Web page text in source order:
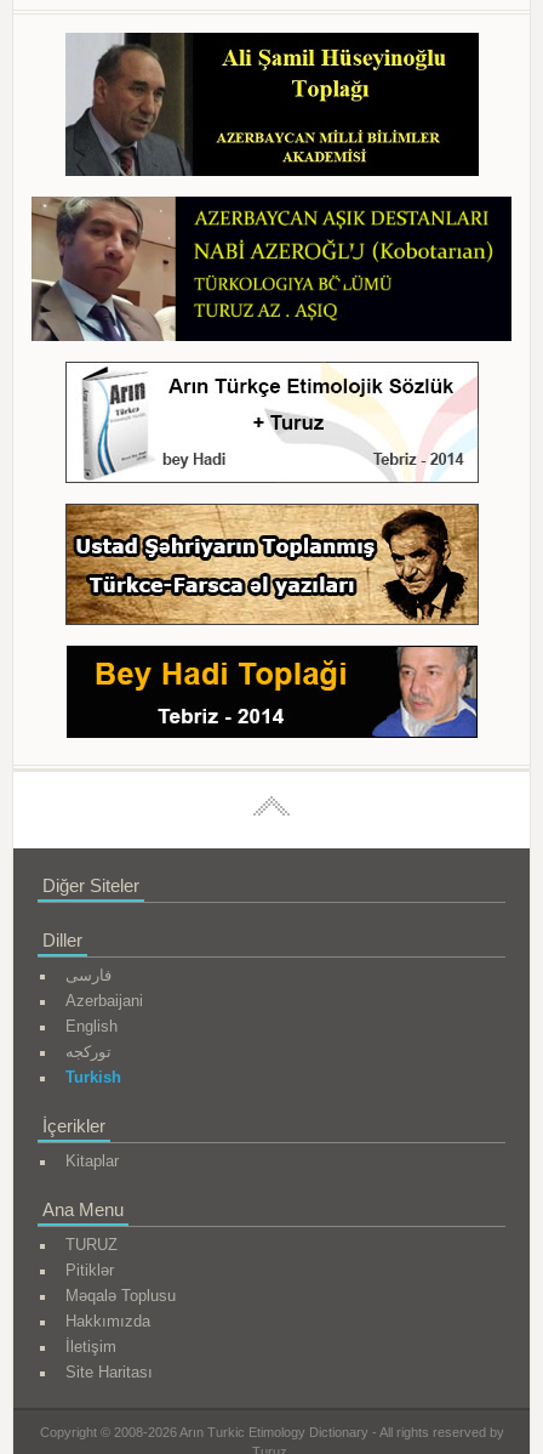
Diğer Siteler
Diller
فارسی
Azerbaijani
English
تورکجه
Turkish
İçerikler
Kitaplar
Ana Menu
TURUZ
Pitiklər
Məqalə Toplusu
Hakkımızda
İletişim
Site Haritası
Copyright © 2008-2026 Arın Turkic Etimology Dictionary - All rights reserved by